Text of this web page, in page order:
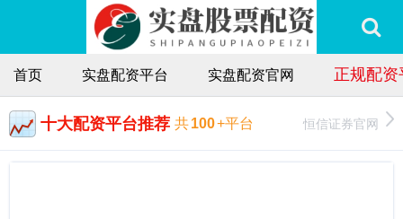
首页 实盘配资平台 实盘配资官网 正规配
十大配资平台推荐 共100+平台 恒信证券官网